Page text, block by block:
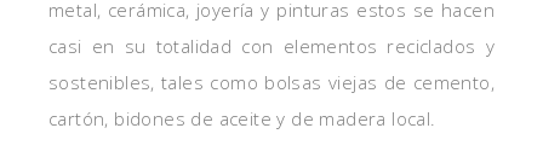
metal, cerámica, joyería y pinturas estos se hacen
casi en su totalidad con elementos reciclados y
sostenibles, tales como bolsas viejas de cemento,
cartón, bidones de aceite y de madera local.